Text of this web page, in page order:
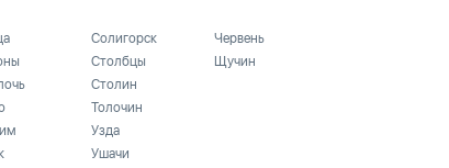
Солигорск
Столбцы
Столин
Толочин
Узда
Ушачи
Червень
Щучин